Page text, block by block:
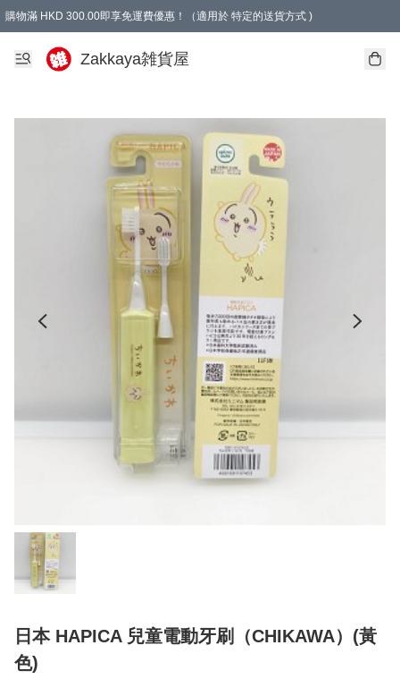
購物滿 HKD 300.00即享免運費優惠！（適用於 特定的送貨方式 )
Zakkaya雑貨屋
日本 HAPICA 兒童電動牙刷（CHIKAWA）(黃
色)